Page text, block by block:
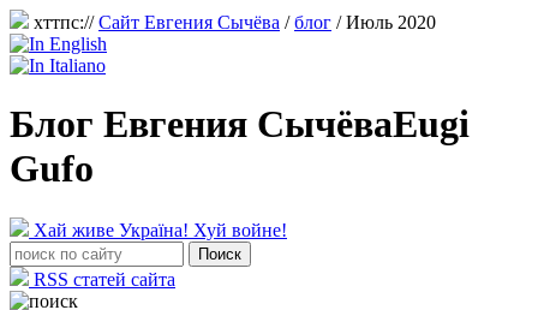
хттпс://Сайт Евгения Сычёва /блог / Июль 2020
Блог Евгения СычёваEugi
Gufo
Хай живе Україна! Хуй войне!
RSS статей сайта